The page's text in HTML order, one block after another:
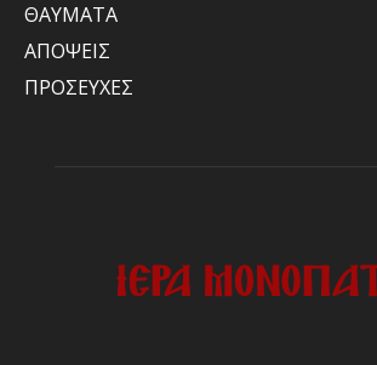
ΘΑΥΜΑΤΑ
ΑΠΟΨΕΙΣ
ΠΡΟΣΕΥΧΕΣ